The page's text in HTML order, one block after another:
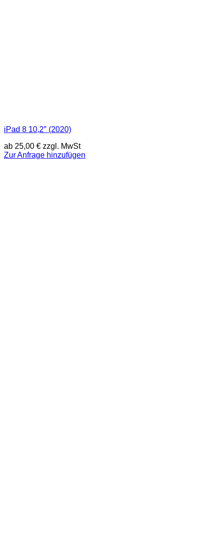
iPad 8 10,2″ (2020)
ab 25,00 € zzgl. MwSt
Zur Anfrage hinzufügen